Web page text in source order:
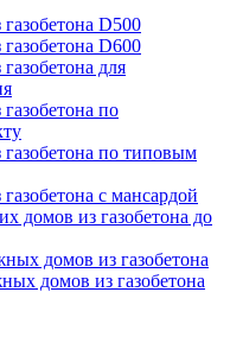
D500
D600
для
по
по типовым
с мансардой
домов из газобетона до
домов из газобетона
домов из газобетона